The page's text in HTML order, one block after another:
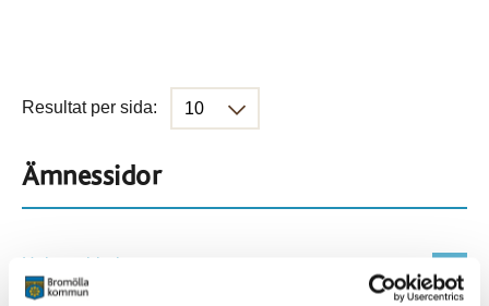
Resultat per sida:
Ämnessidor
Hela webbplatsen